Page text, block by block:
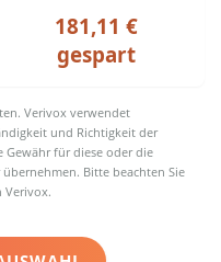
181,11 €
gespart
Verivox verwendet
und Richtigkeit der
für diese oder die
Bitte beachten Sie
Verivox.